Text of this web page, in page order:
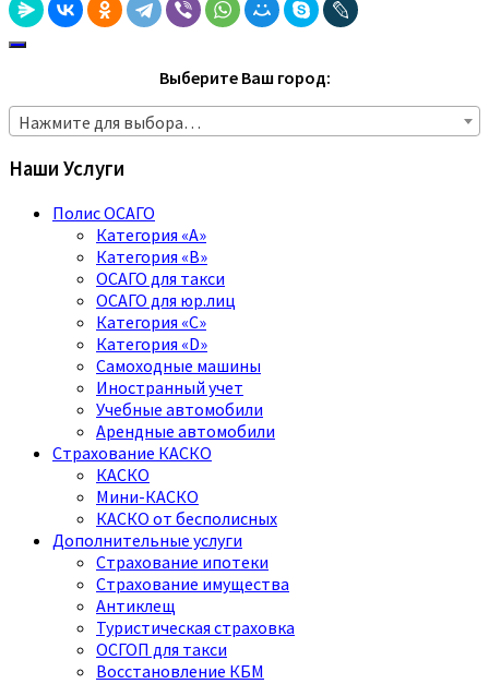
Выберите Ваш город:
Нажмите для выбора…
Наши Услуги
Полис ОСАГО
Категория «A»
Категория «B»
ОСАГО для такси
ОСАГО для юр.лиц
Категория «C»
Категория «D»
Самоходные машины
Иностранный учет
Учебные автомобили
Арендные автомобили
Страхование КАСКО
КАСКО
Мини-КАСКО
КАСКО от бесполисных
Дополнительные услуги
Страхование ипотеки
Страхование имущества
Антиклещ
Туристическая страховка
ОСГОП для такси
Восстановление КБМ